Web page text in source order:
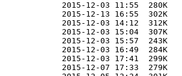
2015-12-03 11:55  280K
2015-12-13 16:55  302K
2015-12-03 14:12  312K
2015-12-03 15:04  307K
2015-12-03 15:57  243K
2015-12-03 16:49  284K
2015-12-03 17:41  299K
2015-12-07 17:33  279K